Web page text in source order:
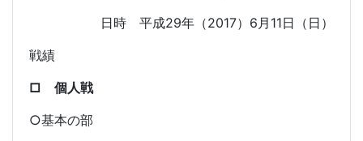
日時 平成29年（2017）6月11日（日）
戦績
□ 個人戦
○基本の部